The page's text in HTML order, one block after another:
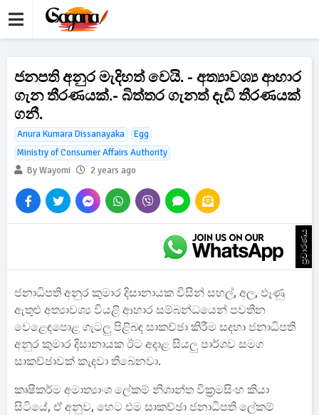
ජනපති අනුර මැදිහත් වෙයි. - අත්‍යාවශ්‍ය ආහාර
ගැන තීරණයක්.- බිත්තර ගැනත් දැඩි තීරණයක්
ගනී.
Anura Kumara Dissanayaka
Egg
Ministry of Consumer Affairs Authority
By Wayomi
2 years ago
ප්‍රචාරණය
ජනාධිපති අනුර කුමාර දිසානායක විසින් සහල්, අල, ඵෑණු
ඇතුළු අත්‍යාවශ්‍ය වියළි ආහාර සම්බන්ධයෙන් පවතින
වෙළෙඳපොළ ගැටලු‍ පිළිබඳ සාකච්ඡා කිරීම සදහා ජනාධිපති
අනුර කුමාර දිසානායක ඊට අදාළ සියලු‍ පාර්ශව සමග
සාකච්ඡාවක් කැදවා තිබෙනවා.
කෘෂිකර්ම අමාත්‍යාංශ ලේකම් නිශාන්ත වික්‍රමසිංහ කියා
සිටියේ, ඒ අනුව, හෙට එම සාකච්ඡා ජනාධිපති ලේකම්